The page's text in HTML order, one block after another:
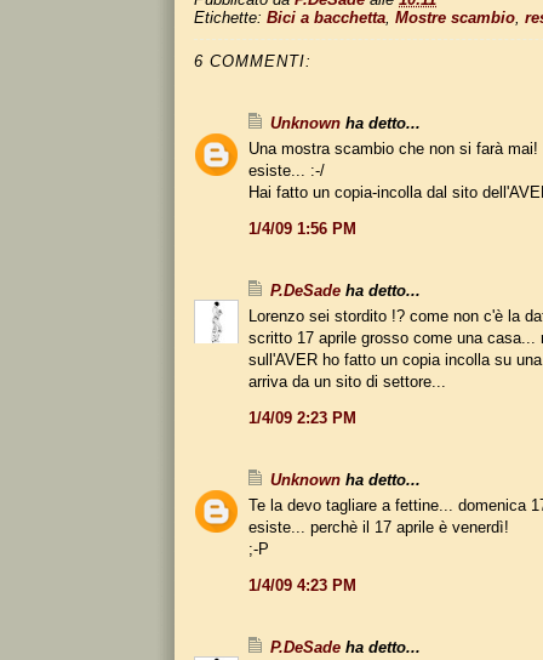
Etichette: Bici a bacchetta Mostre scambio
6 COMMENTI:
Unknown ha detto...
Una mostra scambio che non si farà mai!
esiste... :-/
Hai fatto un copia-incolla dal sito
1/4/09 1:56 PM
P.DeSade ha detto...
Lorenzo sei stordito !? come non c'è la
scritto 17 aprile grosso come una casa...
sull'AVER ho fatto un copia incolla su
arriva da un sito di settore...
1/4/09 2:23 PM
Unknown ha detto...
Te la devo tagliare a fettine... domenica
esiste... perchè il 17 aprile è venerdì!
;-P
1/4/09 4:23 PM
P.DeSade ha detto...